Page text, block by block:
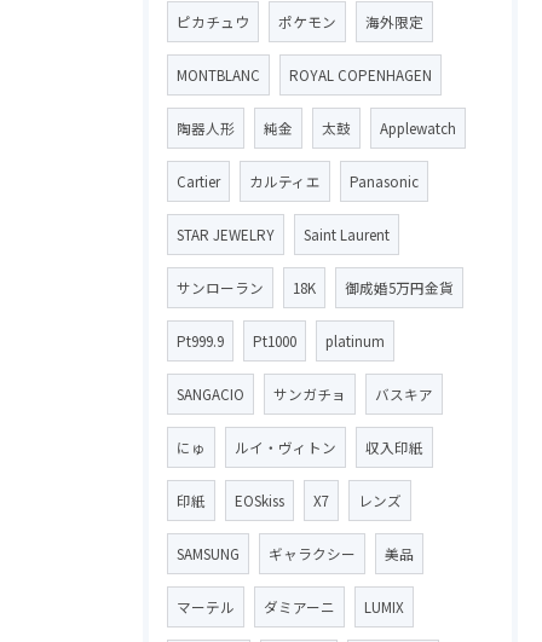
ピカチュウ ポケモン 海外限定
MONTBLANC ROYAL COPENHAGEN
陶器人形 純金 太鼓 Applewatch
Cartier カルティエ Panasonic
STAR JEWELRY Saint Laurent
サンローラン 18K 御成婚5万円金貨
Pt999.9 Pt1000 platinum
SANGACIO サンガチョ バスキア
にゅ ルイ・ヴィトン 収入印紙
印紙 EOSkiss X7 レンズ
SAMSUNG ギャラクシー 美品
マーテル ダミアーニ LUMIX